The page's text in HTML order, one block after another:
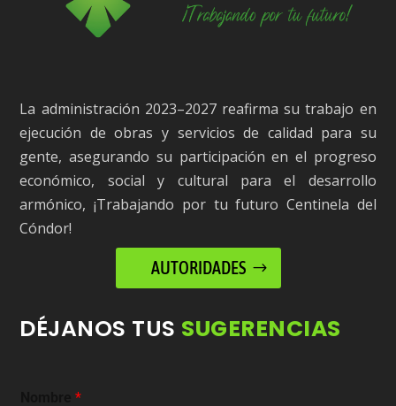
La administración 2023–2027 reafirma su trabajo en
ejecución de obras y servicios de calidad para su
gente, asegurando su participación en el progreso
económico, social y cultural para el desarrollo
armónico, ¡Trabajando por tu futuro Centinela del
Cóndor!
AUTORIDADES
DÉJANOS TUS SUGERENCIAS
Nombre*